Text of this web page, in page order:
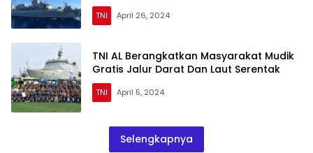
TNI April 26, 2024
TNI AL Berangkatkan Masyarakat Mudik
Gratis Jalur Darat Dan Laut Serentak
TNI April 5, 2024
Selengkapnya